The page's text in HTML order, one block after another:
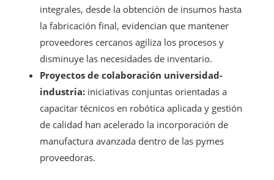
integrales, desde la obtención de insumos hasta
la fabricación final, evidencian que mantener
proveedores cercanos agiliza los procesos y
disminuye las necesidades de inventario.
Proyectos de colaboración universidad-
industria: iniciativas conjuntas orientadas a
capacitar técnicos en robótica aplicada y gestión
de calidad han acelerado la incorporación de
manufactura avanzada dentro de las pymes
proveedoras.